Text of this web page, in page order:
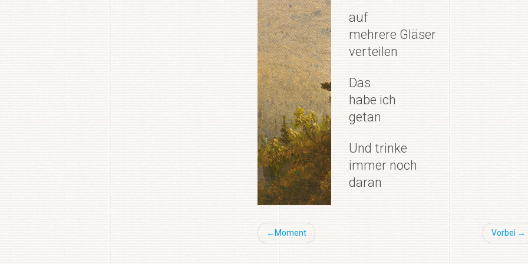
auf
mehrere Gläser
verteilen
Das
habe ich
getan
Und trinke
immer noch
daran
Beitragsnavigation
Moment Vorbei